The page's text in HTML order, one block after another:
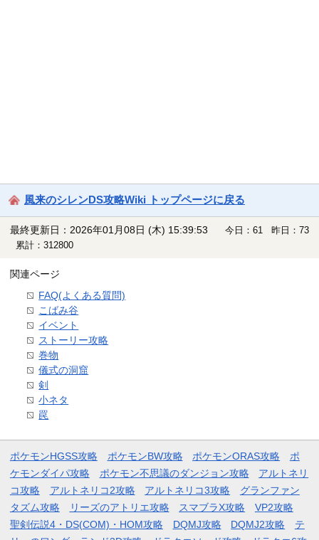
風来のシレンDS攻略Wiki トップページに戻る
最終更新日：2026年01月08日 (木) 15:39:53
今日：61 昨日：73
累計：312800
関連ページ
FAQ(よくある質問)
こばみ谷
イベント
ストーリー攻略
巻物
儀式の洞窟
剣
小ネタ
罠
ポケモンHGSS攻略 ポケモンBW攻略 ポケモンORAS攻略
ポ
ケモンダイパ攻略
ポケモン不思議のダンジョン攻略
アルトネリ
コ攻略
アルトネリコ2攻略 アルトネリコ3攻略
グランファン
タズム攻略
リーズのアトリエ攻略 スマブラX攻略
VP2攻略
聖剣伝説4・DS(COM)・HOM攻略
DQMJ攻略 DQMJ2攻略
テ